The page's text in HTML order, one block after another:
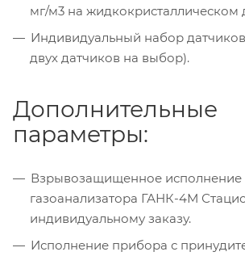
мг/м3 на жидкокристаллическом
Индивидуальный набор
двух датчиков на выбор).
Дополнительные
параметры:
Взрывозащищенное исполнение
газоанализатора ГАНК-4М
индивидуальному заказу.
Исполнение прибора с